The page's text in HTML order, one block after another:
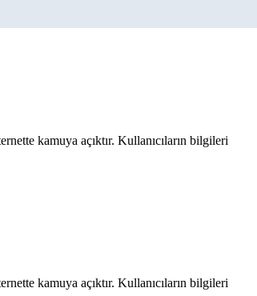
kamuya açıktır. Kullanıcıların bilgileri
kamuya açıktır. Kullanıcıların bilgileri